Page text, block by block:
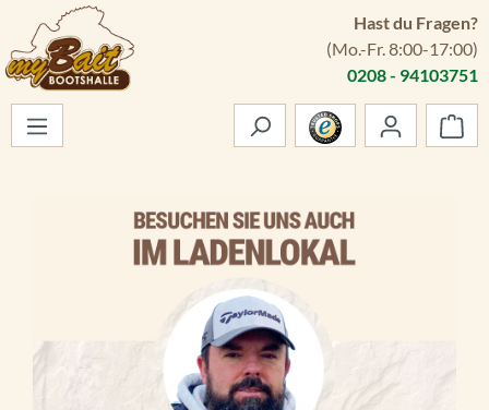
Zum Hauptinhalt springen
Hast du Fragen?
(Mo.-Fr. 8:00-17:00)
0208 - 94103751